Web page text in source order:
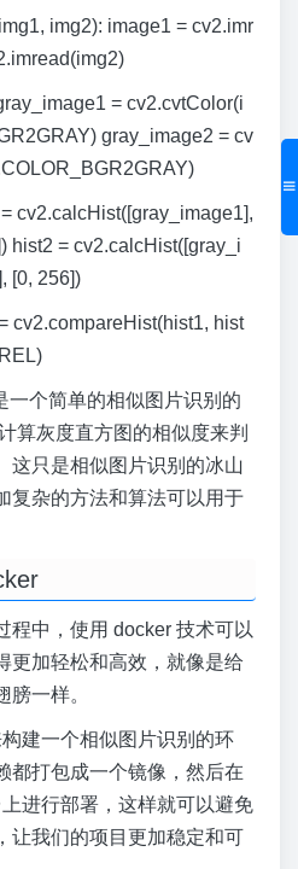
img2): image1 = cv2.imr
= cv2.cvtColor(i
gray_image2 = cv
cv2.calcHist([gray_image1],
hist2 = cv2.calcHist([gray_i
[0, 256])
cv2.compareHist(hist1, hist
一个简单的相似图片识别的
算灰度直方图的相似度来判
这只是相似图片识别的冰山
复杂的方法和算法可以用于
程中，使用 docker 技术可以
更加轻松和高效，就像是给
一样。
建一个相似图片识别的环
都打包成一个镜像，然后在
进行部署，这样就可以避免
让我们的项目更加稳定和可